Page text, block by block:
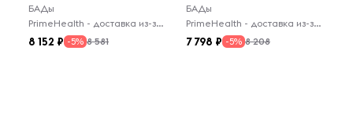
БАДы
PrimeHealth - доставка из-за рубежа
8 152 -5% 8 581
БАДы
PrimeHealth - доставка из-за рубежа
7 798 -5% 8 208